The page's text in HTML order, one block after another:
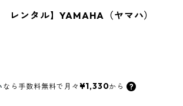
レンタル】YAMAHA（ヤマハ）
なら 手数料無料で 月々 ¥1,330から